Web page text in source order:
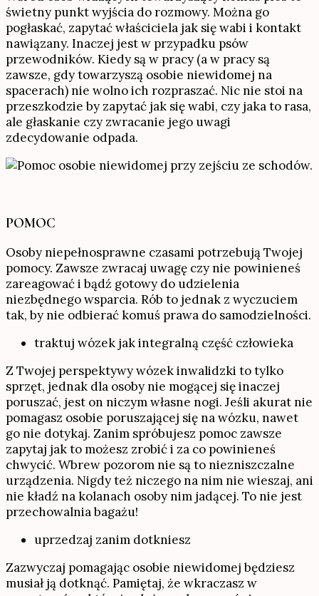
świetny punkt wyjścia do rozmowy. Można go
pogłaskać, zapytać właściciela jak się wabi i kontakt
nawiązany. Inaczej jest w przypadku psów
przewodników. Kiedy są w pracy (a w pracy są
zawsze, gdy towarzyszą osobie niewidomej na
spacerach) nie wolno ich rozpraszać. Nic nie stoi na
przeszkodzie by zapytać jak się wabi, czy jaka to rasa,
ale głaskanie czy zwracanie jego uwagi
zdecydowanie odpada.
POMOC
Osoby niepełnosprawne czasami potrzebują Twojej
pomocy. Zawsze zwracaj uwagę czy nie powinieneś
zareagować i bądź gotowy do udzielenia
niezbędnego wsparcia. Rób to jednak z wyczuciem
tak, by nie odbierać komuś prawa do samodzielności.
traktuj wózek jak integralną część człowieka
Z Twojej perspektywy wózek inwalidzki to tylko
sprzęt, jednak dla osoby nie mogącej się inaczej
poruszać, jest on niczym własne nogi. Jeśli akurat nie
pomagasz osobie poruszającej się na wózku, nawet
go nie dotykaj. Zanim spróbujesz pomoc zawsze
zapytaj jak to możesz zrobić i za co powinieneś
chwycić. Wbrew pozorom nie są to niezniszczalne
urządzenia. Nigdy też niczego na nim nie wieszaj, ani
nie kładź na kolanach osoby nim jadącej. To nie jest
przechowalnia bagażu!
uprzedzaj zanim dotkniesz
Zazwyczaj pomagając osobie niewidomej będziesz
musiał ją dotknąć. Pamiętaj, że wkraczasz w